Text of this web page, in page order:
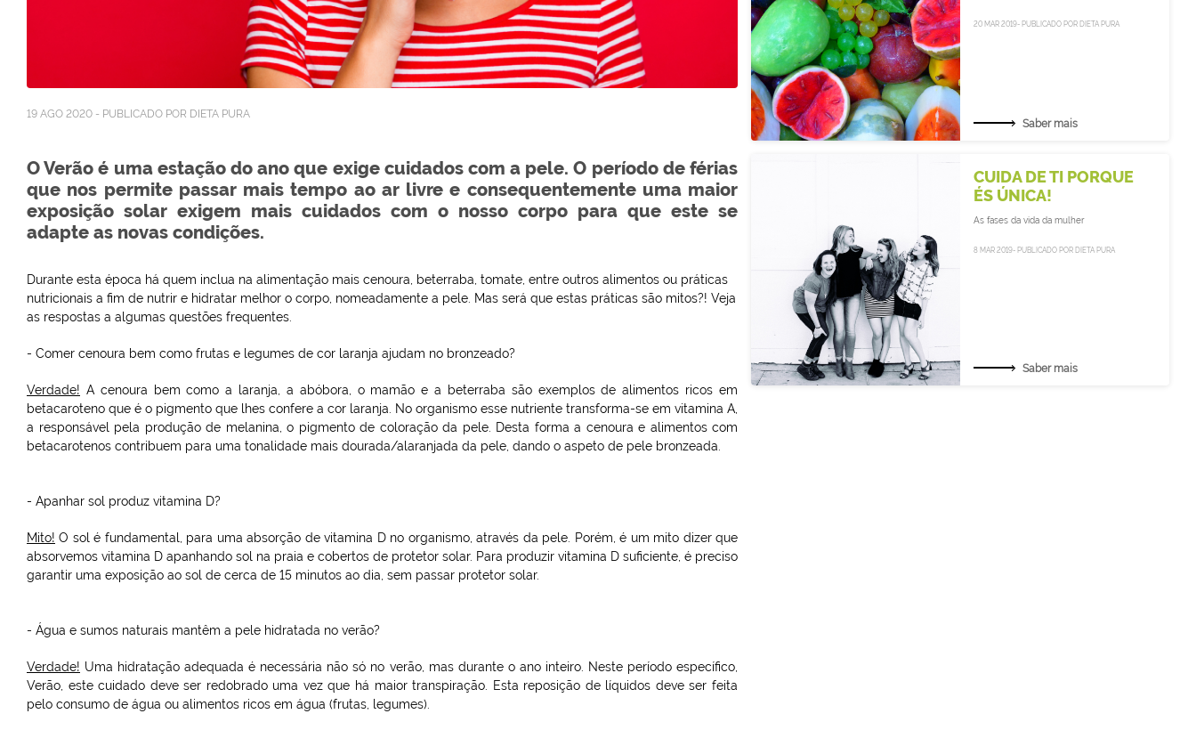
19 AGO 2020 - PUBLICADO POR DIETA PURA
O Verão é uma estação do ano que exige cuidados com a pele. O período de férias
que nos permite passar mais tempo ao ar livre e consequentemente uma maior
exposição solar exigem mais cuidados com o nosso corpo para que este se
adapte as novas condições.
Durante esta época há quem inclua na alimentação mais cenoura, beterraba, tomate, entre outros alimentos ou práticas
nutricionais a fim de nutrir e hidratar melhor o corpo, nomeadamente a pele. Mas será que estas práticas são mitos?! Veja
as respostas a algumas questões frequentes.
- Comer cenoura bem como frutas e legumes de cor laranja ajudam no bronzeado?
Verdade! A cenoura bem como a laranja, a abóbora, o mamão e a beterraba são exemplos de alimentos ricos em
betacaroteno que é o pigmento que lhes confere a cor laranja. No organismo esse nutriente transforma-se em vitamina A,
a responsável pela produção de melanina, o pigmento de coloração da pele. Desta forma a cenoura e alimentos com
betacarotenos contribuem para uma tonalidade mais dourada/alaranjada da pele, dando o aspeto de pele bronzeada.
- Apanhar sol produz vitamina D?
Mito! O sol é fundamental, para uma absorção de vitamina D no organismo, através da pele. Porém, é um mito dizer que
absorvemos vitamina D apanhando sol na praia e cobertos de protetor solar. Para produzir vitamina D suficiente, é preciso
garantir uma exposição ao sol de cerca de 15 minutos ao dia, sem passar protetor solar.
- Água e sumos naturais mantêm a pele hidratada no verão?
Verdade! Uma hidratação adequada é necessária não só no verão, mas durante o ano inteiro. Neste período específico,
Verão, este cuidado deve ser redobrado uma vez que há maior transpiração. Esta reposição de líquidos deve ser feita
pelo consumo de água ou alimentos ricos em água (frutas, legumes).
20 MAR 2019- PUBLICADO POR DIETA PURA
Saber mais
CUIDA DE TI PORQUE
ÉS ÚNICA!
As fases da vida da mulher
8 MAR 2019- PUBLICADO POR DIETA PURA
Saber mais